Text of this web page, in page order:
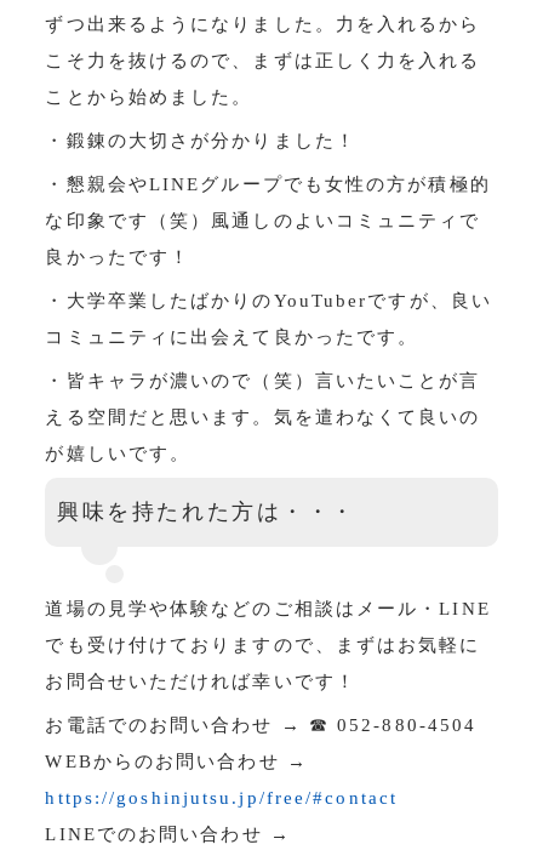
ずつ出来るようになりました。力を入れるから
こそ力を抜けるので、まずは正しく力を入れる
ことから始めました。
・鍛錬の大切さが分かりました！
・懇親会やLINEグループでも女性の方が積極的
な印象です（笑）風通しのよいコミュニティで
良かったです！
・大学卒業したばかりのYouTuberですが、良い
コミュニティに出会えて良かったです。
・皆キャラが濃いので（笑）言いたいことが言
える空間だと思います。気を遣わなくて良いの
が嬉しいです。
興味を持たれた方は・・・
道場の見学や体験などのご相談はメール・LINE
でも受け付けておりますので、まずはお気軽に
お問合せいただければ幸いです！
お電話でのお問い合わせ → ☎ 052-880-4504
WEBからのお問い合わせ →
https://goshinjutsu.jp/free/#contact
LINEでのお問い合わせ →